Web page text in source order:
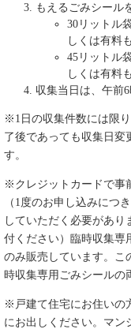
もえるごみシール
30リットル
しくは有料
45リットル
しくは有料
収集当日は、午前
※1日の収集件数には限
了後であっても収集日変
す。
※クレジットカードで事
（1度のお申し込みにつ
していただく必要があ
付ください）臨時収集専
のみ販売しています。こ
時収集専用ごみシールの
※戸建て住宅にお住いの
にお出しください。マン